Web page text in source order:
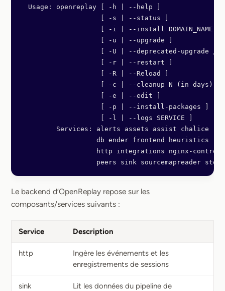
  Usage: openreplay [ -h | --help ]
                    [ -s | --status ]
                    [ -i | --install DOMAIN_NAME ]
                    [ -u | --upgrade ]
[ -U | --deprecated-upgrade /
                    [ -r | --restart ]
                    [ -R | --Reload ]
                    [ -c | --cleanup N (in days) ]
                    [ -e | --edit ]
                    [ -p | --install-packages ]
                    [ -l | --logs SERVICE ]
         Services: alerts assets assist chalice
                   db ender frontend heuristics
http integrations nginx-
peers sink sourcemapreader
Le backend d’OpenReplay repose sur les
composants/services suivants :
Service Description
http
Ingère les événements et les
enregistrements de sessions
sink
Lit les données du pipeline de